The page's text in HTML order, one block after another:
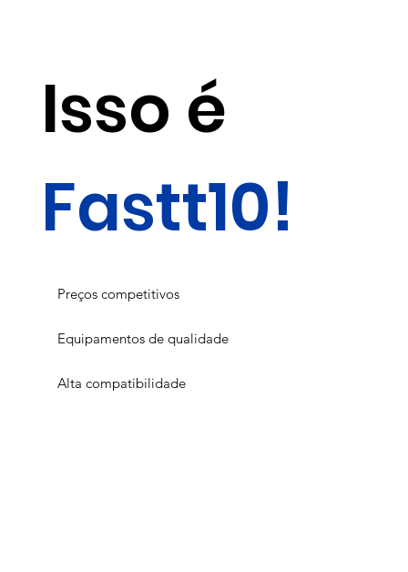
Isso é
Fastt10!
Preços competitivos
Equipamentos de qualidade
Alta compatibilidade